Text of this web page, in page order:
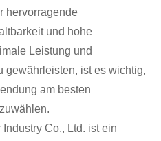
hervorragende
und hohe
Leistung und
gewährleisten, ist es wichtig,
am besten
Co., Ltd. ist ein